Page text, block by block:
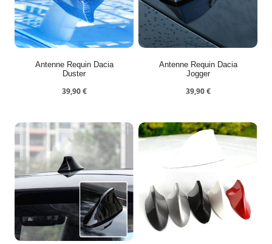
Antenne Requin Dacia
Duster
39,90 €
Antenne Requin Dacia
Jogger
39,90 €